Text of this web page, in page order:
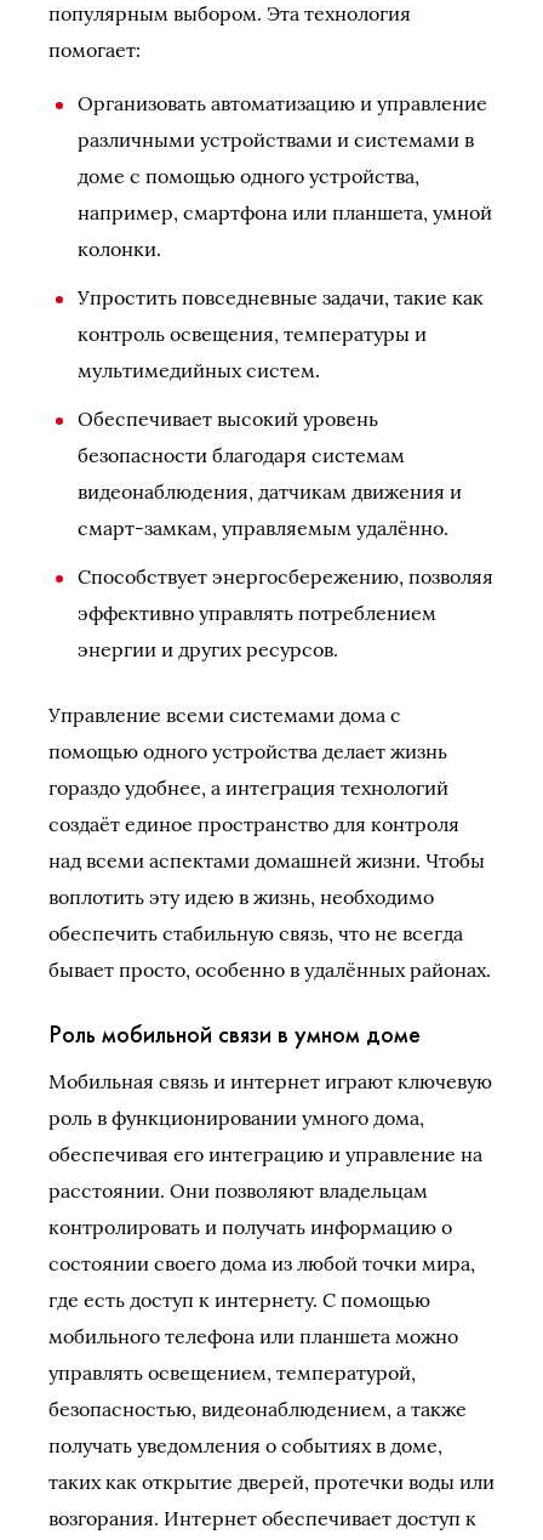
популярным выбором. Эта технология
помогает:
Организовать автоматизацию и управление
различными устройствами и системами в
доме с помощью одного устройства,
например, смартфона или планшета, умной
колонки.
Упростить повседневные задачи, такие как
контроль освещения, температуры и
мультимедийных систем.
Обеспечивает высокий уровень
безопасности благодаря системам
видеонаблюдения, датчикам движения и
смарт-замкам, управляемым удалённо.
Способствует энергосбережению, позволяя
эффективно управлять потреблением
энергии и других ресурсов.
Управление всеми системами дома с
помощью одного устройства делает жизнь
гораздо удобнее, а интеграция технологий
создаёт единое пространство для контроля
над всеми аспектами домашней жизни. Чтобы
воплотить эту идею в жизнь, необходимо
обеспечить стабильную связь, что не всегда
бывает просто, особенно в удалённых районах.
Роль мобильной связи в умном доме
Мобильная связь и интернет играют ключевую
роль в функционировании умного дома,
обеспечивая его интеграцию и управление на
расстоянии. Они позволяют владельцам
контролировать и получать информацию о
состоянии своего дома из любой точки мира,
где есть доступ к интернету. С помощью
мобильного телефона или планшета можно
управлять освещением, температурой,
безопасностью, видеонаблюдением, а также
получать уведомления о событиях в доме,
таких как открытие дверей, протечки воды или
возгорания. Интернет обеспечивает доступ к